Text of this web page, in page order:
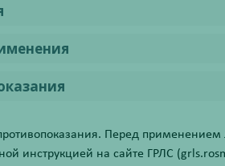
Перед применением
инструкцией на сайте ГРЛС